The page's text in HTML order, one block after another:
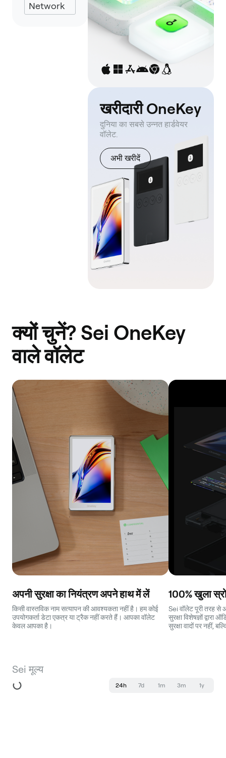
Network
खरीदारी OneKey
दुनिया का सबसे उन्नत हार्डवेयर
वॉलेट.
अभी खरीदें
क्यों चुनें? Sei OneKey
वाले वॉलेट
अपनी सुरक्षा का नियंत्रण अपने हाथ में लें
किसी वास्तविक नाम सत्यापन की आवश्यकता नहीं है। हम कोई
उपयोगकर्ता डेटा एकत्र या ट्रैक नहीं करते हैं। आपका वॉलेट
केवल आपका है।
100% खुला
Sei वॉलेट पूरी तरह से
सुरक्षा विशेषज्ञों
सुरक्षा वादों पर नहीं,
Sei मूल्य
24h 7d 1m 3m 1y